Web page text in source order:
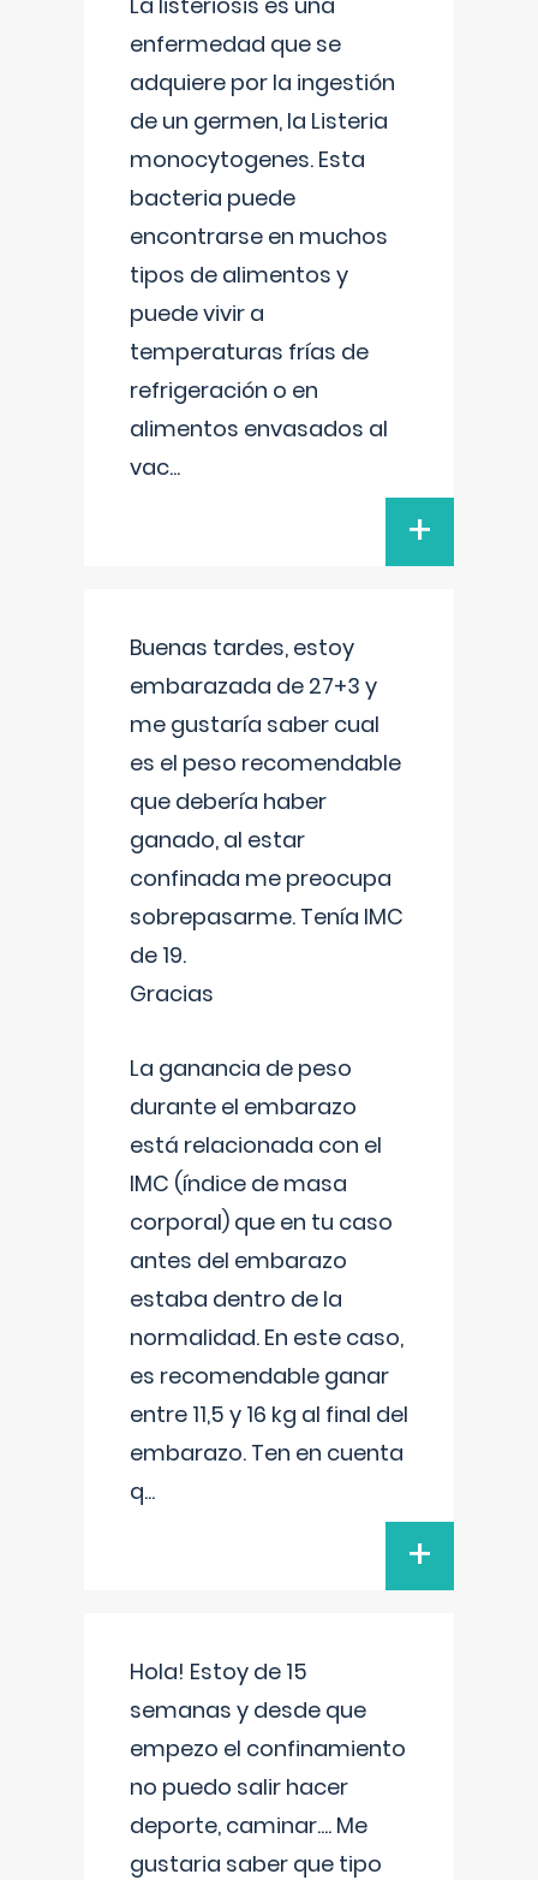
enfermedad que se
adquiere por la ingestión
de un germen, la Listeria
monocytogenes. Esta
bacteria puede
encontrarse en muchos
tipos de alimentos y
puede vivir a
temperaturas frías de
refrigeración o en
alimentos envasados al
vac...
+
Buenas tardes, estoy
embarazada de 27+3 y
me gustaría saber cual
es el peso recomendable
que debería haber
ganado, al estar
confinada me preocupa
sobrepasarme. Tenía IMC
de 19.
Gracias
La ganancia de peso
durante el embarazo
está relacionada con el
IMC (índice de masa
corporal) que en tu caso
antes del embarazo
estaba dentro de la
normalidad. En este caso,
es recomendable ganar
entre 11,5 y 16 kg al final del
embarazo. Ten en cuenta
q...
+
Hola! Estoy de 15
semanas y desde que
empezo el confinamiento
no puedo salir hacer
deporte, caminar.... Me
gustaria saber que tipo